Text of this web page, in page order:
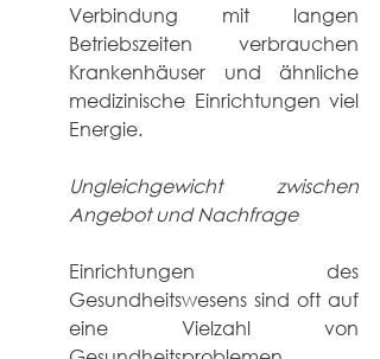
Verbindung mit langen
Betriebszeiten verbrauchen
Krankenhäuser und ähnliche
medizinische Einrichtungen viel
Energie.
Ungleichgewicht zwischen
Angebot und Nachfrage
Einrichtungen des
Gesundheitswesens sind oft auf
eine Vielzahl von